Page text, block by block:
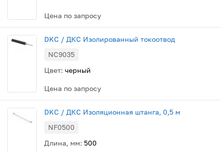
Цена по запросу
DKC / ДКС Изолированный токоотвод
NC9035
Цвет: черный
Цена по запросу
DKC / ДКС Изоляционная штанга, 0,5 м
NF0500
Длина, мм: 500